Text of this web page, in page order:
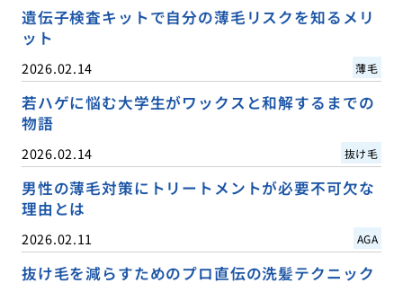
遺伝子検査キットで自分の薄毛リスクを知るメリ
ット
2026.02.14 薄毛
若ハゲに悩む大学生がワックスと和解するまでの
物語
2026.02.14 抜け毛
男性の薄毛対策にトリートメントが必要不可欠な
理由とは
2026.02.11 AGA
抜け毛を減らすためのプロ直伝の洗髪テクニック